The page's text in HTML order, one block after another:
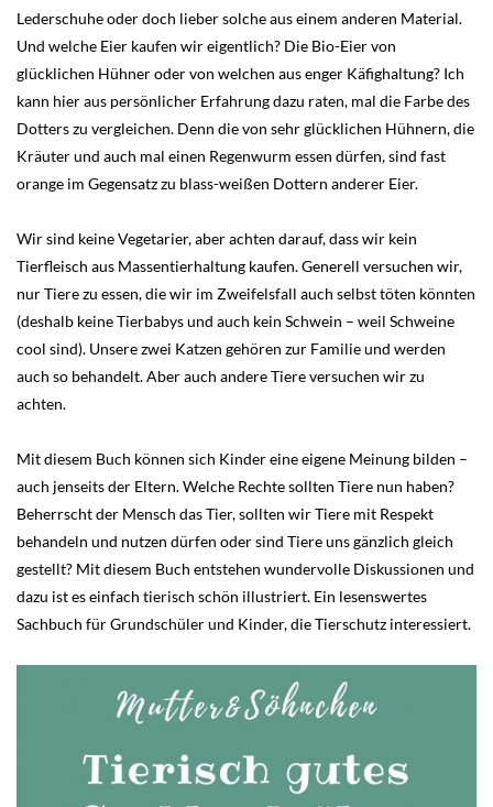
Lederschuhe oder doch lieber solche aus einem anderen Material.
Und welche Eier kaufen wir eigentlich? Die Bio-Eier von
glücklichen Hühner oder von welchen aus enger Käfighaltung? Ich
kann hier aus persönlicher Erfahrung dazu raten, mal die Farbe des
Dotters zu vergleichen. Denn die von sehr glücklichen Hühnern, die
Kräuter und auch mal einen Regenwurm essen dürfen, sind fast
orange im Gegensatz zu blass-weißen Dottern anderer Eier.
Wir sind keine Vegetarier, aber achten darauf, dass wir kein
Tierfleisch aus Massentierhaltung kaufen. Generell versuchen wir,
nur Tiere zu essen, die wir im Zweifelsfall auch selbst töten könnten
(deshalb keine Tierbabys und auch kein Schwein – weil Schweine
cool sind). Unsere zwei Katzen gehören zur Familie und werden
auch so behandelt. Aber auch andere Tiere versuchen wir zu
achten.
Mit diesem Buch können sich Kinder eine eigene Meinung bilden –
auch jenseits der Eltern. Welche Rechte sollten Tiere nun haben?
Beherrscht der Mensch das Tier, sollten wir Tiere mit Respekt
behandeln und nutzen dürfen oder sind Tiere uns gänzlich gleich
gestellt? Mit diesem Buch entstehen wundervolle Diskussionen und
dazu ist es einfach tierisch schön illustriert. Ein lesenswertes
Sachbuch für Grundschüler und Kinder, die Tierschutz interessiert.